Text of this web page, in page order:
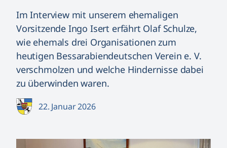
Im Interview mit unserem ehemaligen
Vorsitzende Ingo Isert erfährt Olaf Schulze,
wie ehemals drei Organisationen zum
heutigen Bessarabiendeutschen Verein e. V.
verschmolzen und welche Hindernisse dabei
zu überwinden waren.
22. Januar 2026